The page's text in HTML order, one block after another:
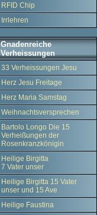
RFID Chip
Irrlehren
Gnadenreiche
Verheissungen
33 Verheissungen Jesu
Herz Jesu Freitage
Herz Maria Samstag
Weihnachtsversprechen
Bartolo Longo Die 15
Verheißungen der
Rosenkranzkönigin
Heilige Birgitta
7 Vater unser
Heilige Birgitta 15 Vater
unser und 15 Ave
Heilige Faustina